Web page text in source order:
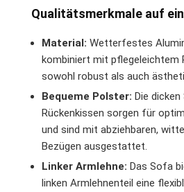
Qualitätsmerkmale auf
Material: Wetterfestes
kombiniert mit pflegeleichtem
sowohl robust als auch
Bequeme Polster: Die
Rückenkissen sorgen für
und sind mit abziehbaren,
Bezügen ausgestattet.
Linker Armlehne: Das Sofa
linken Armlehnenteil eine